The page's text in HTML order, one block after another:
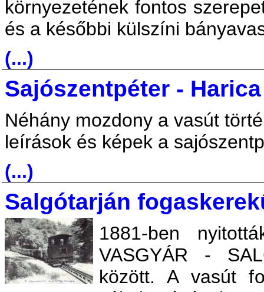
környezetének fontos
és a későbbi külszíni
(...)
Sajószentpéter -
Néhány mozdony a vasút
leírások és képek a
(...)
Salgótarján
1881-ben
VASGYÁR -
között. A vasút